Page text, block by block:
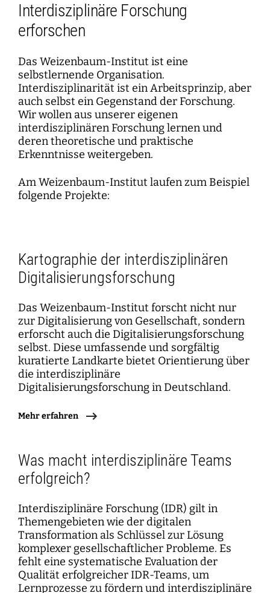
Interdisziplinäre Forschung
erforschen
Das Weizenbaum-Institut ist eine
selbstlernende Organisation.
Interdisziplinarität ist ein Arbeitsprinzip, aber
auch selbst ein Gegenstand der Forschung.
Wir wollen aus unserer eigenen
interdisziplinären Forschung lernen und
deren theoretische und praktische
Erkenntnisse weitergeben.
Am Weizenbaum-Institut laufen zum Beispiel
folgende Projekte:
Kartographie der interdisziplinären
Digitalisierungsforschung
Das Weizenbaum-Institut forscht nicht nur
zur Digitalisierung von Gesellschaft, sondern
erforscht auch die Digitalisierungsforschung
selbst. Diese umfassende und sorgfältig
kuratierte Landkarte bietet Orientierung über
die interdisziplinäre
Digitalisierungsforschung in Deutschland.
Mehr erfahren
Was macht interdisziplinäre Teams
erfolgreich?
Interdisziplinäre Forschung (IDR) gilt in
Themengebieten wie der digitalen
Transformation als Schlüssel zur Lösung
komplexer gesellschaftlicher Probleme. Es
fehlt eine systematische Evaluation der
Qualität erfolgreicher IDR-Teams, um
Lernprozesse zu fördern und interdisziplinäre